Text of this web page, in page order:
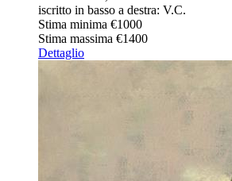
iscritto in basso a destra: V.C.
Stima minima €1000
Stima massima €1400
Dettaglio